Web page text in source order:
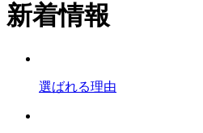
新着情報
選ばれる理由